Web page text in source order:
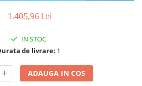
1.405,96 Lei
IN STOC
de livrare: 1
ADAUGA IN COS